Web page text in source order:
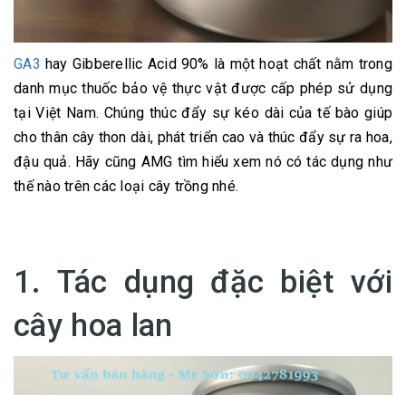
GA3 hay Gibberellic Acid 90% là một hoạt chất nằm trong
danh mục thuốc bảo vệ thực vật được cấp phép sử dụng
tại Việt Nam. Chúng thúc đẩy sự kéo dài của tế bào giúp
cho thân cây thon dài, phát triển cao và thúc đẩy sự ra hoa,
đậu quả. Hãy cũng AMG tìm hiểu xem nó có tác dụng như
thế nào trên các loại cây trồng nhé.
1. Tác dụng đặc biệt với
cây hoa lan